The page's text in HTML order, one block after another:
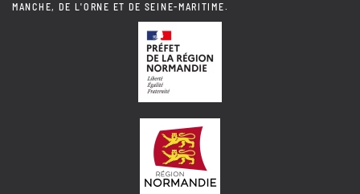
MANCHE, DE L'ORNE ET DE SEINE-MARITIME.